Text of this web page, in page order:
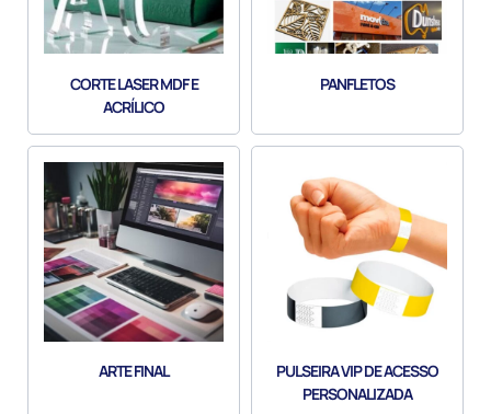
CORTE LASER MDF E
ACRÍLICO
PANFLETOS
ARTE FINAL
PULSEIRA VIP DE ACESSO
PERSONALIZADA